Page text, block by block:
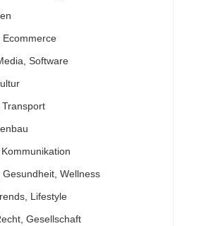
Ecommerce
Software
Transport
Gesundheit, Wellness
Lifestyle
Gesellschaft